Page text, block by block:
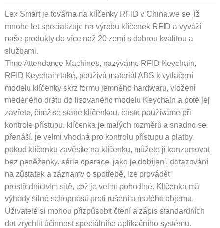
Lex Smart je továrna na klíčenky RFID v China.we se již
mnoho let specializuje na výrobu klíčenek RFID a vyváží
naše produkty do více než 20 zemí s dobrou kvalitou a
službami.
Time Attendance Machines, nazýváme RFID Keychain,
RFID Keychain také, používá materiál ABS k vytlačení
modelu klíčenky skrz formu jemného hardwaru, vložení
měděného drátu do lisovaného modelu Keychain a poté jej
zavřete, čímž se stane klíčenkou. často používáme při
kontrole přístupu. klíčenka je malých rozměrů a snadno se
přenáší. je velmi vhodná pro kontrolu přístupu a platby.
pokud klíčenku zavěsíte na klíčenku, můžete ji konzumovat
bez peněženky. série operace, jako je dobíjení, dotazování
na zůstatek a záznamy o spotřebě, lze provádět
prostřednictvím sítě, což je velmi pohodlné. Klíčenka má
výhody silné schopnosti proti rušení a malého objemu.
Uživatelé si mohou přizpůsobit čtení a zápis standardních
dat zrychlit účinnost speciálního aplikačního systému.